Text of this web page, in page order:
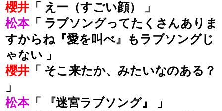
櫻井 「 えー（すごい顔） 」
松本「 ラブソングってたくさんありま
すからね『愛を叫べ』もラブソングじ
ゃない 」
櫻井 「 そこ来たか、みたいなのある？
」
松本「 『迷宮ラブソング』 」